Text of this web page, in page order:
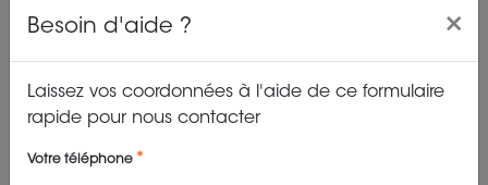
27 200 t/min 1.20 mNm
SVTN B 01-1215-4.5-S-WM
Besoin d'aide ? ×
Laissez vos coordonnées à l'aide de ce formulaire
rapide pour nous contacter
Votre téléphone